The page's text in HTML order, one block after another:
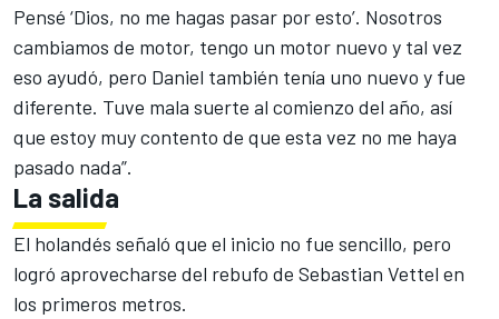
Pensé ‘Dios, no me hagas pasar por esto’. Nosotros
cambiamos de motor, tengo un motor nuevo y tal vez
eso ayudó, pero Daniel también tenía uno nuevo y fue
diferente. Tuve mala suerte al comienzo del año, así
que estoy muy contento de que esta vez no me haya
pasado nada”.
La salida
El holandés señaló que el inicio no fue sencillo, pero
logró aprovecharse del rebufo de Sebastian Vettel en
los primeros metros.